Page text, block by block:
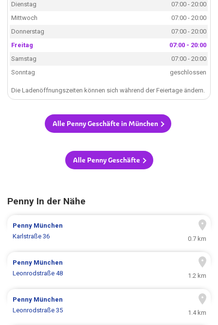
Dienstag
07:00 - 20:00
Mittwoch
07:00 - 20:00
Donnerstag
07:00 - 20:00
Freitag
07:00 - 20:00
Samstag
07:00 - 20:00
Sonntag
geschlossen
Die Ladenöffnungszeiten können sich während der Feiertage ändern.
Alle Penny Geschäfte in München
Alle Penny Geschäfte
Penny In der Nähe
Penny München
Karlstraße 36
0.7 km
Penny München
Leonrodstraße 48
1.2 km
Penny München
Leonrodstraße 35
1.4 km